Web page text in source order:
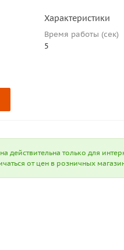
Характеристики
Время работы (сек)
5
действительна только для
от цен в розничных